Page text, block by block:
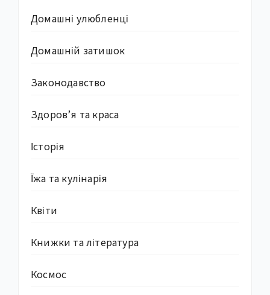
Домашні улюбленці
Домашній затишок
Законодавство
Здоров’я та краса
Історія
Їжа та кулінарія
Квіти
Книжки та література
Космос